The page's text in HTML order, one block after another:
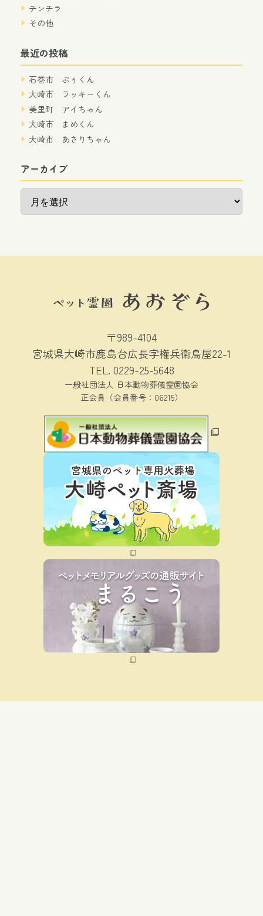
チンチラ
その他
最近の投稿
石巻市 ぷぅくん
大崎市 ラッキーくん
美里町 アイちゃん
大崎市 まめくん
大崎市 あさりちゃん
アーカイブ
〒989-4104
宮城県大崎市鹿島台広長字権兵衛鳥屋22-1
TEL. 0229-25-5648
一般社団法人 日本動物葬儀霊園協会
正会員（会員番号：06215）